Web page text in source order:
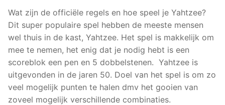
Wat zijn de officiële regels en hoe speel je Yahtzee?
Dit super populaire spel hebben de meeste mensen
wel thuis in de kast, Yahtzee. Het spel is makkelijk om
mee te nemen, het enig dat je nodig hebt is een
scoreblok een pen en 5 dobbelstenen. Yahtzee is
uitgevonden in de jaren 50. Doel van het spel is om zo
veel mogelijk punten te halen dmv het gooien van
zoveel mogelijk verschillende combinaties.